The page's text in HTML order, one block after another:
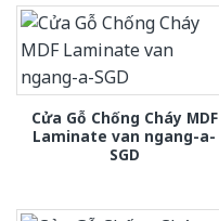
Cửa Gỗ Chống Cháy MDF
Laminate van ngang-a-
SGD